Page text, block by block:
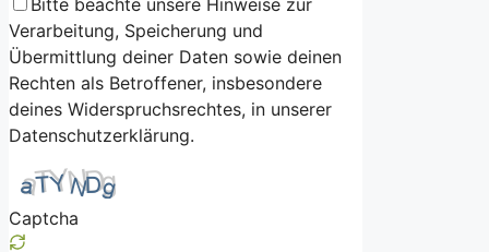
Bitte beachte unsere Hinweise zur
Verarbeitung, Speicherung und
Übermittlung deiner Daten sowie deinen
Rechten als Betroffener, insbesondere
deines Widerspruchsrechtes, in unserer
Datenschutzerklärung.
Captcha